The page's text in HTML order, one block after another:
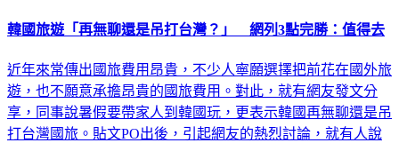
韓國旅遊「再無聊還是吊打台灣？」 網列3點完勝：值得去
近年來常傳出國旅費用昂貴，不少人寧願選擇把前花在國外旅
遊，也不願意承擔昂貴的國旅費用。對此，就有網友發文分
享，同事說暑假要帶家人到韓國玩，更表示韓國再無聊還是吊
打台灣國旅。貼文PO出後，引起網友的熱烈討論，就有人說